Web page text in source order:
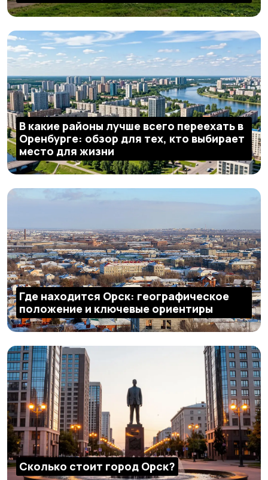
В какие районы лучше всего переехать в
Оренбурге: обзор для тех, кто выбирает
место для жизни
Где находится Орск: географическое
положение и ключевые ориентиры
Сколько стоит город Орск?